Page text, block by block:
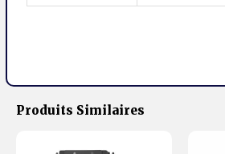
Produits Similaires